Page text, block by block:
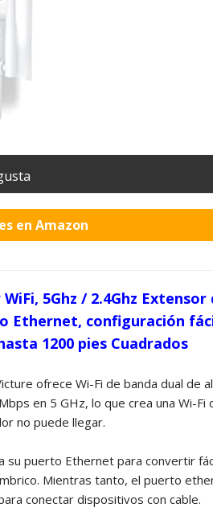
en Amazon
5Ghz / 2.4Ghz Extensor
Ethernet, configuración
1200 pies Cuadrados
ofrece Wi-Fi de banda dual de
en 5 GHz, lo que crea una Wi-Fi
no puede llegar.
puerto Ethernet para convertir
Mientras tanto, el puerto
conectar dispositivos con cable.